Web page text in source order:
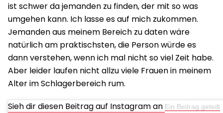
ist schwer da jemanden zu finden, der mit so was
umgehen kann. Ich lasse es auf mich zukommen.
Jemanden aus meinem Bereich zu daten wäre
natürlich am praktischsten, die Person würde es
dann verstehen, wenn ich mal nicht so viel Zeit habe.
Aber leider laufen nicht allzu viele Frauen in meinem
Alter im Schlagerbereich rum.
Sieh dir diesen Beitrag auf Instagram an Ein Beitrag geteilt